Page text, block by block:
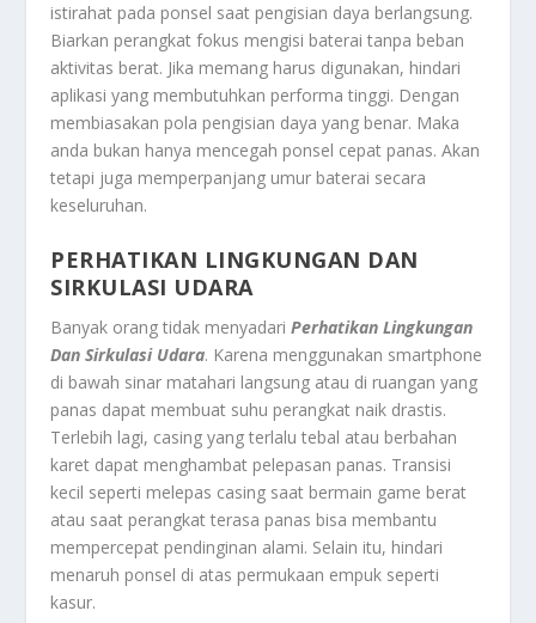
istirahat pada ponsel saat pengisian daya berlangsung.
Biarkan perangkat fokus mengisi baterai tanpa beban
aktivitas berat. Jika memang harus digunakan, hindari
aplikasi yang membutuhkan performa tinggi. Dengan
membiasakan pola pengisian daya yang benar. Maka
anda bukan hanya mencegah ponsel cepat panas. Akan
tetapi juga memperpanjang umur baterai secara
keseluruhan.
PERHATIKAN LINGKUNGAN DAN
SIRKULASI UDARA
Banyak orang tidak menyadariPerhatikan Lingkungan
Dan Sirkulasi Udara. Karena menggunakan smartphone
di bawah sinar matahari langsung atau di ruangan yang
panas dapat membuat suhu perangkat naik drastis.
Terlebih lagi, casing yang terlalu tebal atau berbahan
karet dapat menghambat pelepasan panas. Transisi
kecil seperti melepas casing saat bermain game berat
atau saat perangkat terasa panas bisa membantu
mempercepat pendinginan alami. Selain itu, hindari
menaruh ponsel di atas permukaan empuk seperti
kasur.